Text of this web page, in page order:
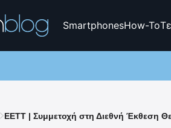
SmartphonesHow-To
ΕΕΤΤ | Συμμετοχή στη Διεθνή Έκθεση